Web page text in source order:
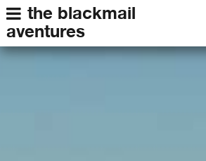
the blackmail
aventures